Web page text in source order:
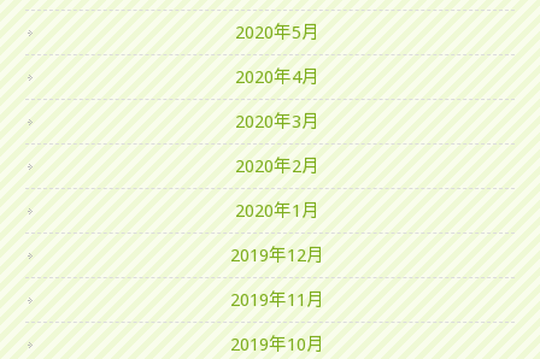
2020年5月
2020年4月
2020年3月
2020年2月
2020年1月
2019年12月
2019年11月
2019年10月